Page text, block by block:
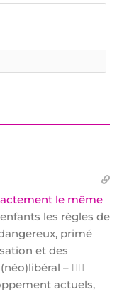
le même
les règles de
primé
et des
– 😮‍💨
actuels,